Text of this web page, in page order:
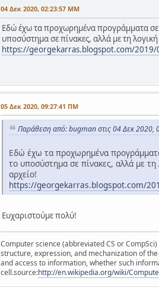
04 Δεκ 2020, 02:23:57 ΜΜ
Εδώ έχω τα προχωρημένα προγράμματα
υποσύστημα σε πίνακες, αλλά με τη
https://georgekarras.blogspot.com/
05 Δεκ 2020, 09:27:41 ΠΜ
Παράθεση από: bugman στις 04 Δεκ
Εδώ έχω τα προχωρημένα
τo υποσύστημα σε πίνακες, αλλά με
αρχείο!
https://georgekarras.blogspot.com/
Ευχαριστούμε πολύ!
Computer science (abbreviated CS or
structure, expression, and mechanization of
and access to information, whether such
cell.source:http://en.wikipedia.org/wiki/